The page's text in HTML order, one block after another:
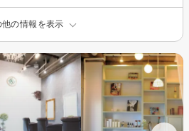
他の情報を表示